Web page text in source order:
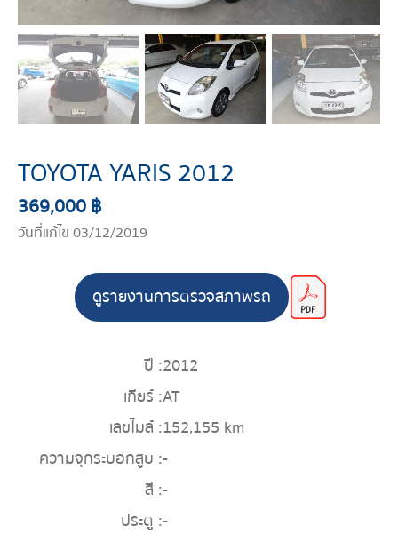
TOYOTA YARIS 2012
369,000 ฿
วันที่แก้ไข 03/12/2019
ดูรายงานการตรวจสภาพรถ
ปี :2012
เกียร์ :AT
เลขไมล์ :152,155 km
ความจุกระบอกสูบ :-
สี :-
ประตู :-